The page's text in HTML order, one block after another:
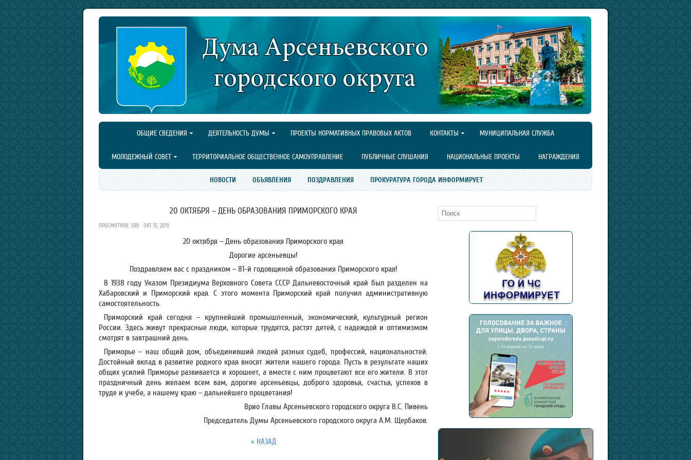
ОБЩИЕ СВЕДЕНИЯ ДЕЯТЕЛЬНОСТЬ ДУМЫ ПРОЕКТЫ НОРМАТИВНЫХ ПРАВОВЫХ АКТОВ КОНТАКТЫ МУНИЦИПАЛЬНАЯ СЛУЖБА
МОЛОДЕЖНЫЙ СОВЕТ ТЕРРИТОРИАЛЬНОЕ ОБЩЕСТВЕННОЕ САМОУПРАВЛЕНИЕ ПУБЛИЧНЫЕ СЛУШАНИЯ НАЦИОНАЛЬНЫЕ ПРОЕКТЫ НАГРАЖДЕНИЯ
НОВОСТИ ОБЪЯВЛЕНИЯ ПОЗДРАВЛЕНИЯ ПРОКУРАТУРА ГОРОДА ИНФОРМИРУЕТ
20 ОКТЯБРЯ – ДЕНЬ ОБРАЗОВАНИЯ ПРИМОРСКОГО КРАЯ
ПРОСМОТРОВ: 589 · ОКТ 15, 2019
20 октября – День образования Приморского края
Дорогие арсеньевцы!
Поздравляем вас с праздником – 81-й годовщиной образования Приморского края!
В 1938 году Указом Президиума Верховного Совета СССР Дальневосточный край был разделен на
Хабаровский и Приморский края. С этого момента Приморский край получил административную
самостоятельность.
Приморский край сегодня – крупнейший промышленный, экономический, культурный регион
России. Здесь живут прекрасные люди, которые трудятся, растят детей, с надеждой и оптимизмом
смотрят в завтрашний день.
Приморье – наш общий дом, объединивший людей разных судеб, профессий, национальностей.
Достойный вклад в развитие родного края вносят жители нашего города. Пусть в результате наших
общих усилий Приморье развивается и хорошеет, а вместе с ним процветают все его жители. В этот
праздничный день желаем всем вам, дорогие арсеньевцы, доброго здоровья, счастья, успехов в
труде и учебе, а нашему краю – дальнейшего процветания!
Врио Главы Арсеньевского городского округа В.С. Пивень
Председатель Думы Арсеньевского городского округа А.М. Щербаков.
« НАЗАД
Поиск